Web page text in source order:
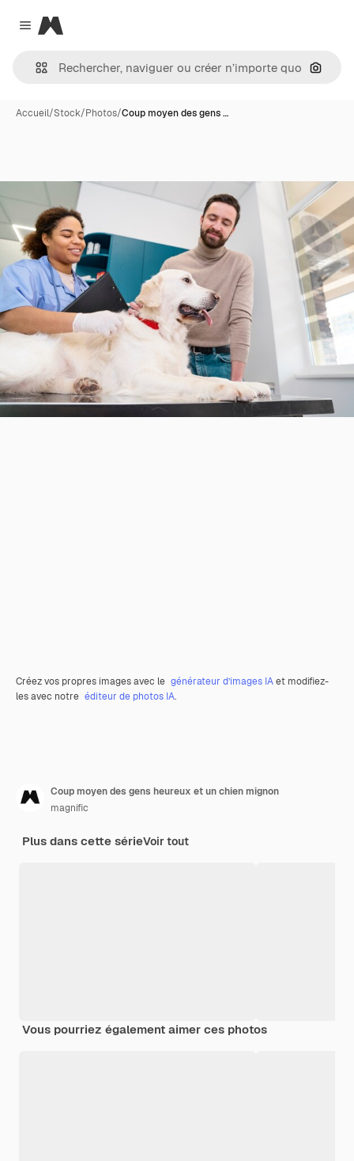
Close menu
Magnific
Accueil/Stock/Photos/Coup moyen des gens …
Créez vos propres images avec le générateur d’images IAet modifiez-
les avec notre éditeur de photos IA.
Coup moyen des gens heureux et un chien mignon
magnific
Plus dans cette sérieVoir tout
Vous pourriez également aimer ces photos